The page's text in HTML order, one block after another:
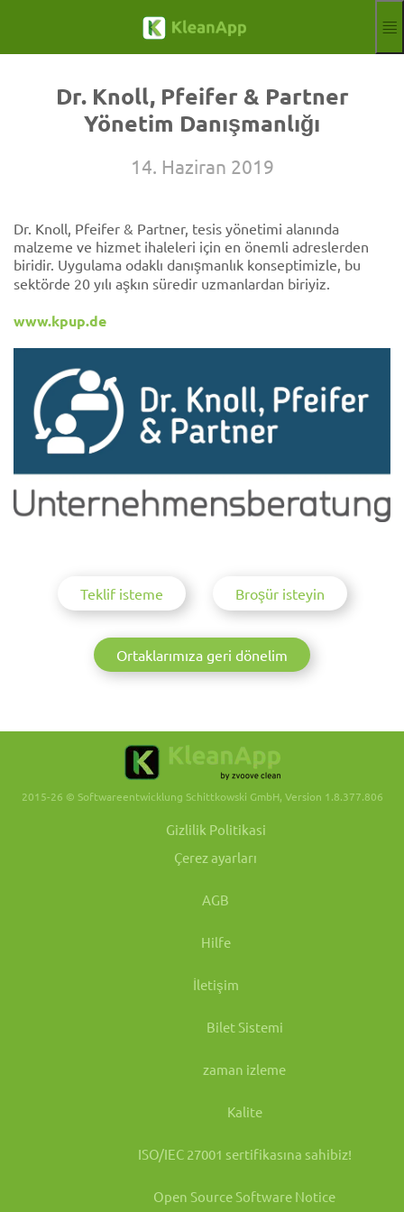
Blog
Hilfe
Web Seminerleri
Işleri
Işareti
Ücretsiz deneme
TRAktuelle
Dr. Knoll, Pfeifer & Partner
Yönetim Danışmanlığı
14. Haziran 2019
Dr. Knoll, Pfeifer & Partner, tesis yönetimi alanında
malzeme ve hizmet ihaleleri için en önemli adreslerden
biridir. Uygulama odaklı danışmanlık konseptimizle, bu
sektörde 20 yılı aşkın süredir uzmanlardan biriyiz.
www.kpup.de
Teklif isteme Broşür isteyin
Ortaklarımıza geri dönelim
2015-26 © Softwareentwicklung Schittkowski GmbH, Version 1.8.377.806
Gizlilik Politikasi
Çerez ayarları
AGB
Hilfe
İletişim
Bilet Sistemi
zaman izleme
Kalite
ISO/IEC 27001 sertifikasına sahibiz!
Open Source Software Notice